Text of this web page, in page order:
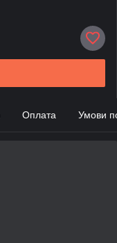
Оплата Умови